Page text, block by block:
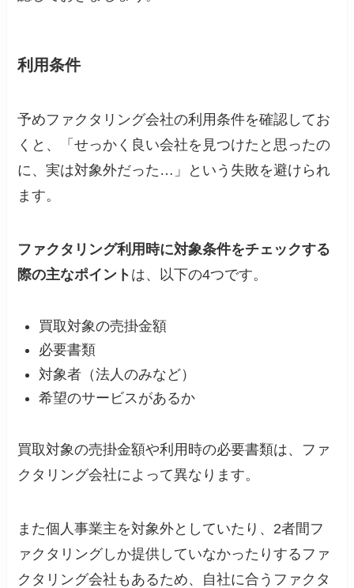
利用条件
予めファクタリング会社の利用条件を確認してお
くと、「せっかく良い会社を見つけたと思ったの
に、実は対象外だった…」という失敗を避けられ
ます。
ファクタリング利用時に対象条件をチェックする
際の主なポイント は、以下の4つです。
買取対象の売掛金額
必要書類
対象者（法人のみなど）
希望のサービスがあるか
買取対象の売掛金額や利用時の必要書類は、ファ
クタリング会社によって異なります。
また個人事業主を対象外としていたり、2者間フ
ァクタリングしか提供していなかったりするファ
クタリング会社もあるため、自社に合うファクタ